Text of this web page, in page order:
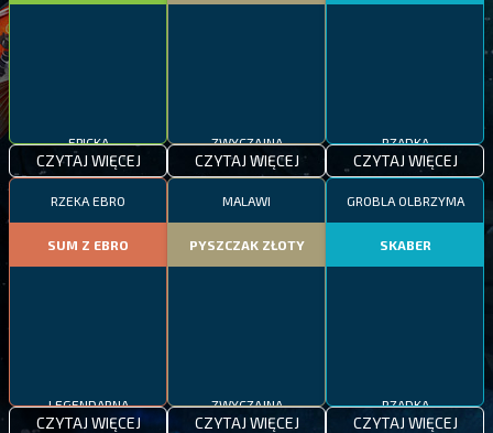
CZYTAJ WIĘCEJ
ZWYCZAJNA
CZYTAJ WIĘCEJ
RZADKA
CZYTAJ WIĘCEJ
RZEKA EBRO
SUM Z EBRO
LEGENDARNA
CZYTAJ WIĘCEJ
MALAWI
PYSZCZAK ZŁOTY
ZWYCZAJNA
CZYTAJ WIĘCEJ
GROBLA OLBRZYMA
SKABER
RZADKA
CZYTAJ WIĘCEJ